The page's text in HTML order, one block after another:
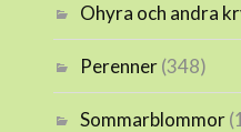
Ohyra och andra
Perenner(348)
Sommarblommor